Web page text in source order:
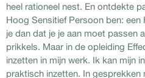
heel rationeel nest. En ontdekte
Hoog Sensitief Persoon ben: een
je dan dat je je aan moet passen
prikkels. Maar in de opleiding
inzetten in mijn werk. Ik kan mijn
praktisch inzetten. In